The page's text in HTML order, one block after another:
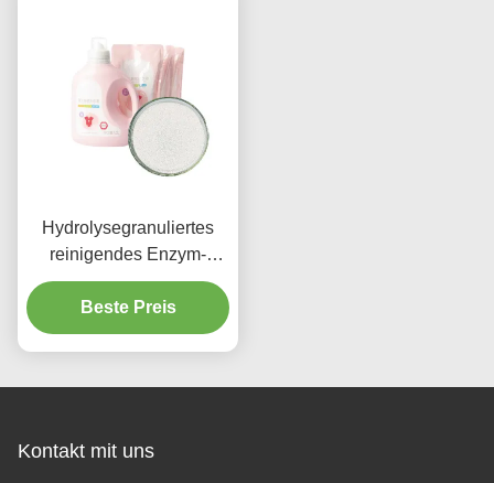
Hydrolysegranuliertes
reinigendes Enzym-
alkalische Protease CAS
9014-01-1
Beste Preis
Kontakt mit uns